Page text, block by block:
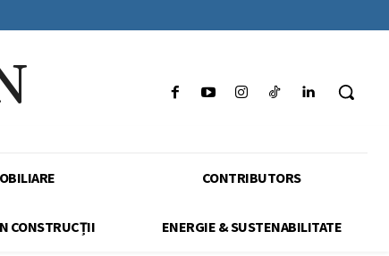
CONTRIBUTORS
CONSTRUCȚII ENERGIE & SUSTENABILITATE